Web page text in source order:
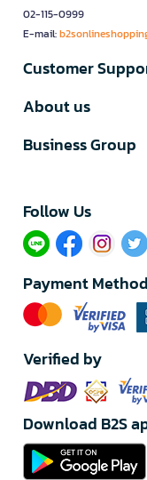
02-115-0999
E-mail:
Customer
About us
Business Group
Follow Us​
Payment
Verified by
Download B2S